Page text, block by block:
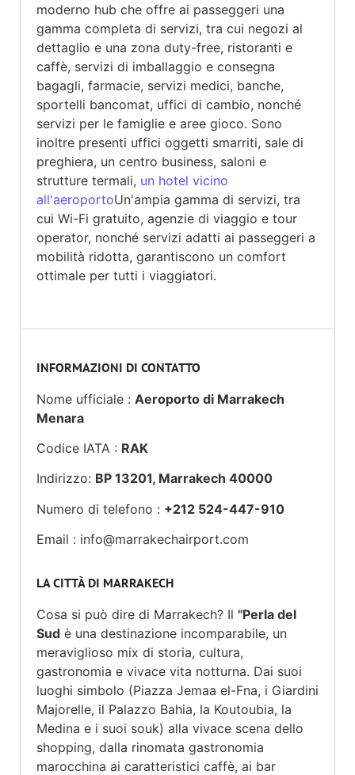
moderno hub che offre ai passeggeri una
gamma completa di servizi, tra cui negozi al
dettaglio e una zona duty-free, ristoranti e
caffè, servizi di imballaggio e consegna
bagagli, farmacie, servizi medici, banche,
sportelli bancomat, uffici di cambio, nonché
servizi per le famiglie e aree gioco. Sono
inoltre presenti uffici oggetti smarriti, sale di
preghiera, un centro business, saloni e
strutture termali, un hotel vicino
all'aeroportoUn'ampia gamma di servizi, tra
cui Wi-Fi gratuito, agenzie di viaggio e tour
operator, nonché servizi adatti ai passeggeri a
mobilità ridotta, garantiscono un comfort
ottimale per tutti i viaggiatori.
INFORMAZIONI DI CONTATTO
Nome ufficiale : Aeroporto di Marrakech
Menara
Codice IATA : RAK
Indirizzo: BP 13201, Marrakech 40000
Numero di telefono : +212 524-447-910
Email : info@marrakechairport.com
LA CITTÀ DI MARRAKECH
Cosa si può dire di Marrakech? Il "Perla del
Sud è una destinazione incomparabile, un
meraviglioso mix di storia, cultura,
gastronomia e vivace vita notturna. Dai suoi
luoghi simbolo (Piazza Jemaa el-Fna, i Giardini
Majorelle, il Palazzo Bahia, la Koutoubia, la
Medina e i suoi souk) alla vivace scena dello
shopping, dalla rinomata gastronomia
marocchina ai caratteristici caffè, ai bar